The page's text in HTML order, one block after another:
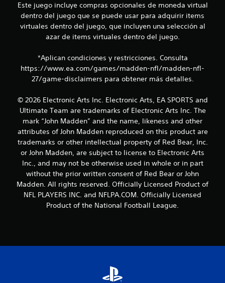
Este juego incluye compras opcionales de moneda virtual
dentro del juego que se puede usar para adquirir items
virtuales dentro del juego, que incluyen una selección al
azar de items virtuales dentro del juego.
*Aplican condiciones y restricciones. Consulta
https://www.ea.com/games/madden-nfl/madden-nfl-
27/game-disclaimers para obtener más detalles.
© 2026 Electronic Arts Inc. Electronic Arts, EA SPORTS and
Ultimate Team are trademarks of Electronic Arts Inc. The
mark “John Madden” and the name, likeness and other
attributes of John Madden reproduced on this product are
trademarks or other intellectual property of Red Bear, Inc.
or John Madden, are subject to license to Electronic Arts
Inc., and may not be otherwise used in whole or in part
without the prior written consent of Red Bear or John
Madden. All rights reserved. Officially Licensed Product of
NFL PLAYERS INC. and NFLPA.COM. Officially Licensed
Product of the National Football League.